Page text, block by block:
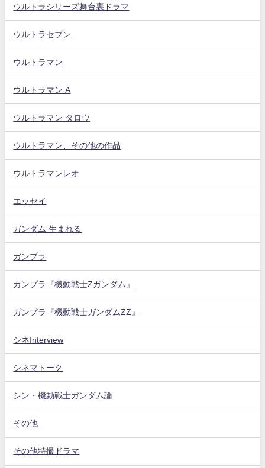
ウルトラシリーズ舞台裏ドラマ
ウルトラセブン
ウルトラマン
ウルトラマン A
ウルトラマン タロウ
ウルトラマン、その他の作品
ウルトラマンレオ
エッセイ
ガンダム 生まれる
ガンプラ
ガンプラ『機動戦士Zガンダム』
ガンプラ『機動戦士ガンダムZZ』
シネInterview
シネマトーク
シン・機動戦士ガンダム論
その他
その他特撮ドラマ